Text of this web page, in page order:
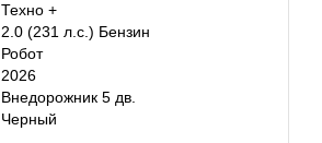
Техно +
2.0 (231 л.с.) Бензин
Робот
2026
Внедорожник 5 дв.
Черный